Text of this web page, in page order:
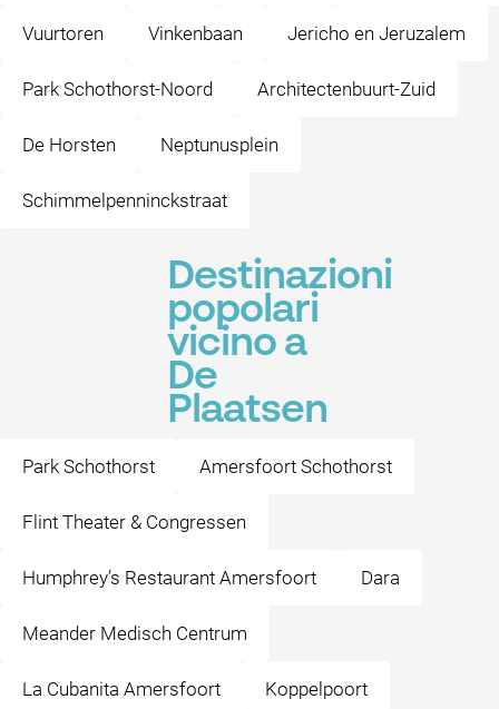
Vuurtoren Vinkenbaan Jericho en Jeruzalem
Park Schothorst-Noord Architectenbuurt-Zuid
De Horsten Neptunusplein
Schimmelpenninckstraat
Destinazioni
popolari
vicino a
De
Plaatsen
Park Schothorst Amersfoort Schothorst
Flint Theater & Congressen
Humphrey’s Restaurant Amersfoort Dara
Meander Medisch Centrum
La Cubanita Amersfoort Koppelpoort